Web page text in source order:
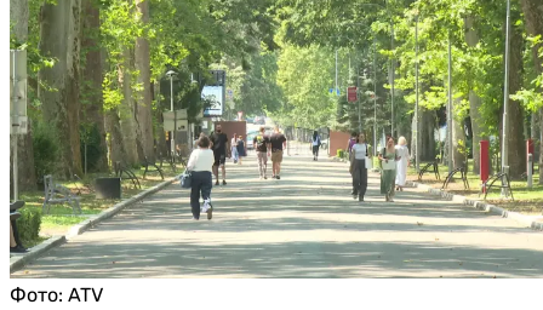
Фото: ATV